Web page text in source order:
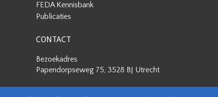
FEDA Kennisbank
Publicaties
CONTACT
Bezoekadres
Papendorpseweg 75, 3528 BJ Utrecht